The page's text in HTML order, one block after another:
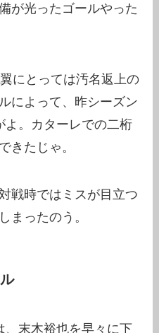
が光ったゴールやった
にとっては汚名返上の
によって、昨シーズン
よ。カターレでの二桁
きたじゃ。
戦時ではミスが目立つ
まったのう。
、末木裕也を早々に下